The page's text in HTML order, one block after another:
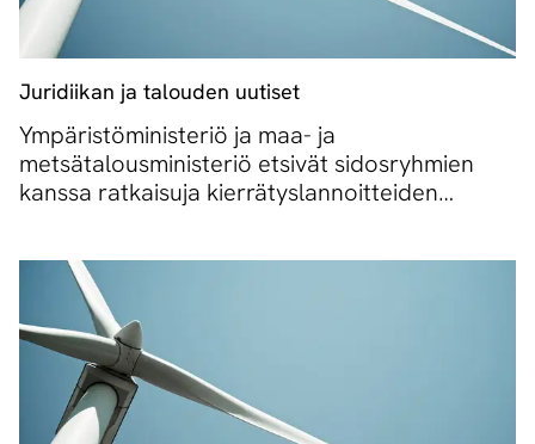
Juridiikan ja talouden uutiset
Ympäristöministeriö ja maa- ja
metsätalousministeriö etsivät sidosryhmien
kanssa ratkaisuja kierrätyslannoitteiden